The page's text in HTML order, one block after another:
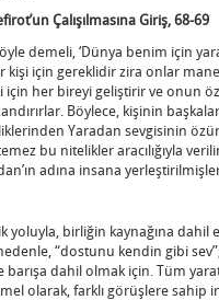
Çalışılmasına Giriş, 68-69
demeli, ‘Dünya benim için
için gereklidir zira onlar
için her bireyi geliştirir ve onun
Böylece, kişinin
Yaradan sevgisinin
bu nitelikler aracılığıyla
adına insana
yoluyla, birliğin kaynağına dahil
“dostunu kendin gibi sev”,
dahil olmak için. Tüm
olarak, farklı görüşlere sahip